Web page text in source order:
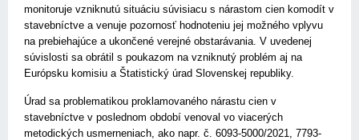
monitoruje vzniknutú situáciu súvisiacu s nárastom cien komodít v
stavebníctve a venuje pozornosť hodnoteniu jej možného vplyvu
na prebiehajúce a ukončené verejné obstarávania. V uvedenej
súvislosti sa obrátil s poukazom na vzniknutý problém aj na
Európsku komisiu a Štatistický úrad Slovenskej republiky.
Úrad sa problematikou proklamovaného nárastu cien v
stavebníctve v poslednom období venoval vo viacerých
metodických usmerneniach, ako napr. č. 6093-5000/2021, 7793-